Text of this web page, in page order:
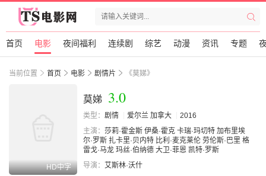
首页 电影 夜间福利 连续剧 综艺 动漫 资讯 专题
当前位置 首页 电影 剧情片 《莫娣》
HD中字
莫娣 3.0
类型： 剧情 爱尔兰 加拿大
2016
主演： 莎莉·霍金斯 伊桑·霍克 卡瑞·玛切特 加布里埃
尔·罗斯 扎卡里·贝内特 比利·麦克莱伦 劳伦斯·巴里 格
雷戈·马龙 玛丝·伯纳德 大卫·菲恩 凯特·罗斯
导演： 艾斯林·沃什